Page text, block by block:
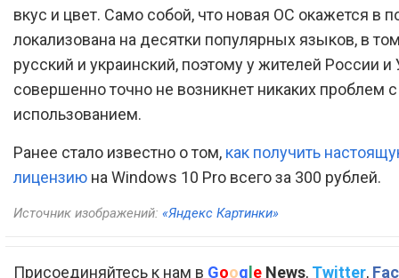
вкус и цвет. Само собой, что новая ОС окажется в
локализована на десятки популярных языков, в
русский и украинский, поэтому у жителей России
совершенно точно не возникнет никаких проблем
использованием.
Ранее стало известно о том, как получить
лицензию на Windows 10 Pro всего за 300 рублей.
Источник изображений: «Яндекс Картинки»
Присоединяйтесь к нам в Google News, Twitter,